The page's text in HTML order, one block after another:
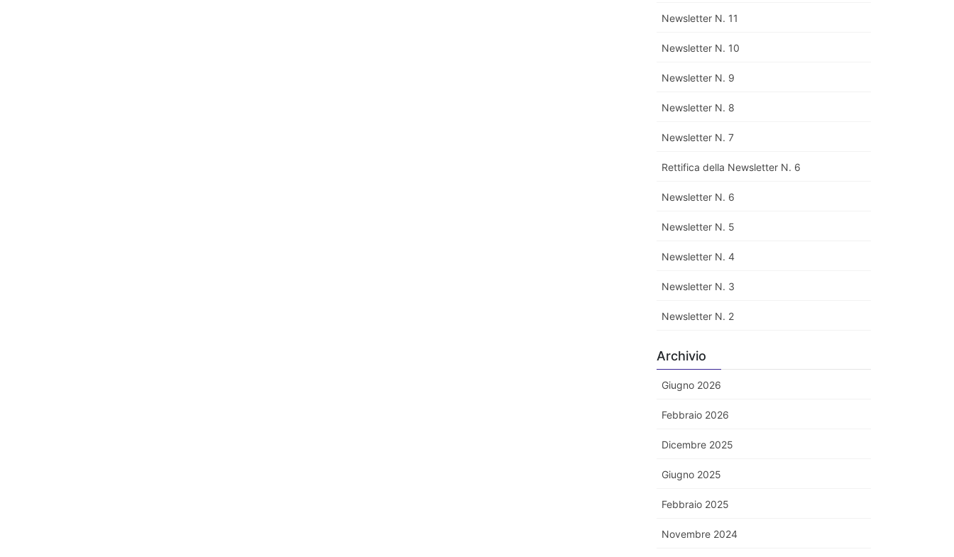
Newsletter N. 11
Newsletter N. 10
Newsletter N. 9
Newsletter N. 8
Newsletter N. 7
Rettifica della Newsletter N. 6
Newsletter N. 6
Newsletter N. 5
Newsletter N. 4
Newsletter N. 3
Newsletter N. 2
Archivio
Giugno 2026
Febbraio 2026
Dicembre 2025
Giugno 2025
Febbraio 2025
Novembre 2024